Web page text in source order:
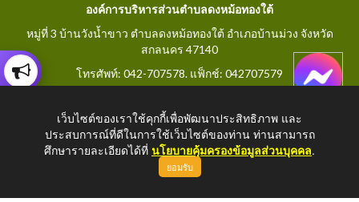
องค์การบริหารส่วนตำบลดงหม้อทองใต้
หมู่ที่ 3 บ้านวังน้ำขาว ตำบลดงหม้อทองใต้ อำเภอบ้านม่วง จังหวัด
สกลนคร 47140
โทรศัพท์: 042-707578. แฟ็กช์: 042707579
Copyright © 2026 All Right Resive
เว็บไซต์ของเราใช้คุกกี้เพื่อพัฒนาประสิทธิภาพ และ
ประสบการณ์ที่ดีในการใช้เว็บไซต์ของท่าน ท่านสามารถ
ศึกษารายละเอียดได้ที่ นโยบายคุ้มครองข้อมูลส่วนบุคคล.
ยอมรับ